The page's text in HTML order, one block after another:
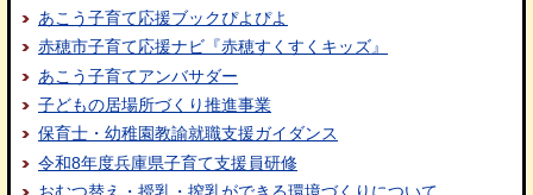
あこう子育て応援ブックぴよぴよ
赤穂市子育て応援ナビ『赤穂すくすくキッズ』
あこう子育てアンバサダー
子どもの居場所づくり推進事業
保育士・幼稚園教諭就職支援ガイダンス
令和8年度兵庫県子育て支援員研修